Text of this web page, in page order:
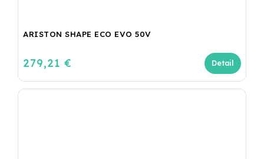
ARISTON SHAPE ECO EVO 50V
279,21 € Detail